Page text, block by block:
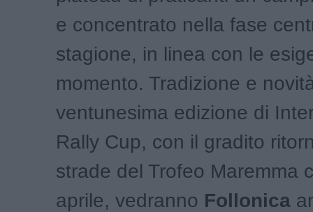
e concentrato nella fase
stagione, in linea con le
momento. Tradizione e
ventunesima edizione di
Rally Cup, con il gradito
strade del Trofeo Maremma
aprile, vedranno Follonica